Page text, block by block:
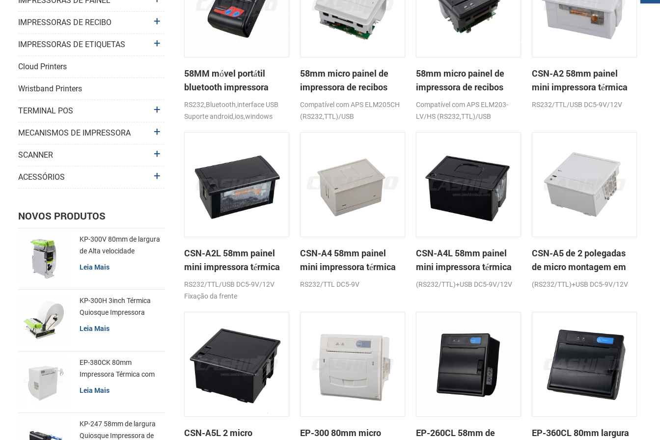
58MM móvel portátil
bluetooth impressora
térmica PTP-II
RS232,Bluetooth,interface USB
Suporte android,ios,windows
58mm micro painel de
impressora de recibos
térmica CSN-A1
Compatível com APS ELM205CH
(RS232,TTL)/USB
58mm micro painel de
impressora de recibos
térmica CSN-A1K
Compatível com APS ELM203-
LV/HS (RS232,TTL)/USB
CSN-A2 58mm painel
mini impressora térmica
de recibos
RS232/TTL/USB DC5-9V/12V
CSN-A2L 58mm painel
mini impressora térmica
de recibos
RS232/TTL/USB DC5-9V/12V
Fixação da frente
CSN-A4 58mm painel
mini impressora térmica
de recibos
RS232/TTL DC5-9V
CSN-A4L 58mm painel
mini impressora térmica
de recibos
(RS232/TTL)+USB DC5-9V/12V
CSN-A5 de 2 polegadas
de micro montagem em
painel impressora térmica
(RS232/TTL)+USB DC5-9V/12V
CSN-A5L 2 micro
EP-300 80mm micro
EP-260CL 58mm de
EP-360CL 80mm largura
IMPRESSORAS DE RECIBO
IMPRESSORAS DE ETIQUETAS
Cloud Printers
Wristband Printers
TERMINAL POS
MECANISMOS DE IMPRESSORA
SCANNER
ACESSÓRIOS
NOVOS PRODUTOS
KP-300V 80mm de largura
de Alta velocidade
Quiosque Impressora
Leia Mais
KP-300H 3inch Térmica
Quiosque Impressora
Módulo de
Leia Mais
EP-380CK 80mm
Impressora Térmica com
Tampa de Bloqueio
Leia Mais
KP-247 58mm de largura
Quiosque Impressora de